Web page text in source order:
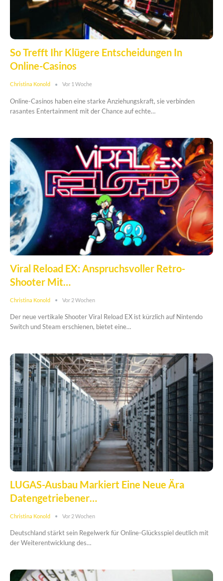
So Trefft Ihr Klügere Entscheidungen In
Online-Casinos
Christina Konold Vor 1 Woche
Online-Casinos haben eine starke Anziehungskraft, sie verbinden
rasantes Entertainment mit der Chance auf echte…
Viral Reload EX: Anspruchsvoller Retro-
Shooter Mit…
Christina Konold Vor 2 Wochen
Der neue vertikale Shooter Viral Reload EX ist kürzlich auf Nintendo
Switch und Steam erschienen, bietet eine…
LUGAS-Ausbau Markiert Eine Neue Ära
Datengetriebener…
Christina Konold Vor 2 Wochen
Deutschland stärkt sein Regelwerk für Online-Glücksspiel deutlich mit
der Weiterentwicklung des…